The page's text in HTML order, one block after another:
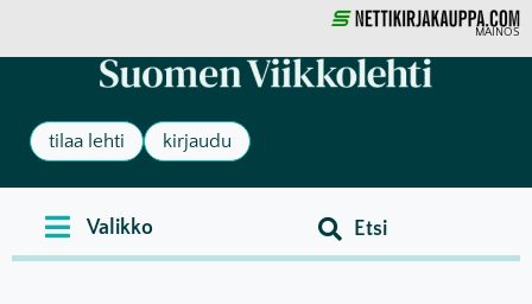
MAINOS
tilaa lehti kirjaudu